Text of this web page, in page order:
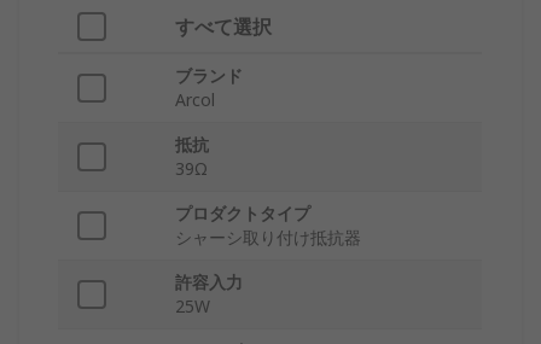
すべて選択
ブランド
Arcol
抵抗
39Ω
プロダクトタイプ
シャーシ取り付け抵抗器
許容入力
25W